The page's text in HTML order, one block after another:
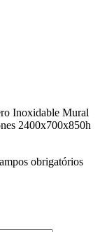
Inoxidable Mural
2400x700x850h
obrigatórios